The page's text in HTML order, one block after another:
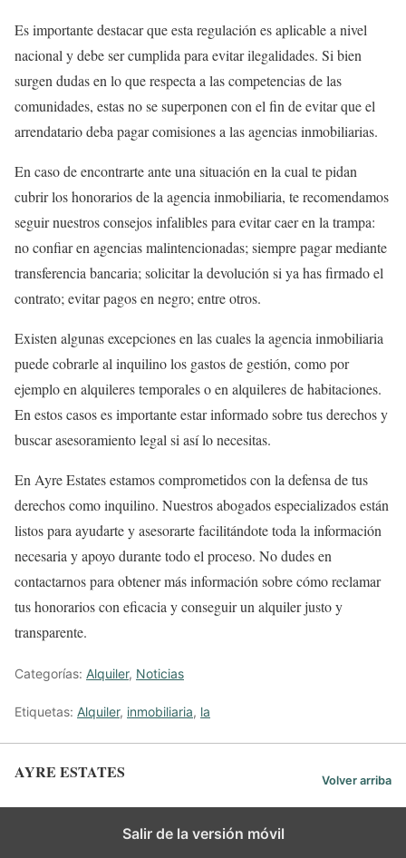
Es importante destacar que esta regulación es aplicable a nivel
nacional y debe ser cumplida para evitar ilegalidades. Si bien
surgen dudas en lo que respecta a las competencias de las
comunidades, estas no se superponen con el fin de evitar que el
arrendatario deba pagar comisiones a las agencias inmobiliarias.
En caso de encontrarte ante una situación en la cual te pidan
cubrir los honorarios de la agencia inmobiliaria, te recomendamos
seguir nuestros consejos infalibles para evitar caer en la trampa:
no confiar en agencias malintencionadas; siempre pagar mediante
transferencia bancaria; solicitar la devolución si ya has firmado el
contrato; evitar pagos en negro; entre otros.
Existen algunas excepciones en las cuales la agencia inmobiliaria
puede cobrarle al inquilino los gastos de gestión, como por
ejemplo en alquileres temporales o en alquileres de habitaciones.
En estos casos es importante estar informado sobre tus derechos y
buscar asesoramiento legal si así lo necesitas.
En Ayre Estates estamos comprometidos con la defensa de tus
derechos como inquilino. Nuestros abogados especializados están
listos para ayudarte y asesorarte facilitándote toda la información
necesaria y apoyo durante todo el proceso. No dudes en
contactarnos para obtener más información sobre cómo reclamar
tus honorarios con eficacia y conseguir un alquiler justo y
transparente.
Categorías: Alquiler, Noticias
Etiquetas: Alquiler, inmobiliaria, la
AYRE ESTATES Volver arriba
Salir de la versión móvil